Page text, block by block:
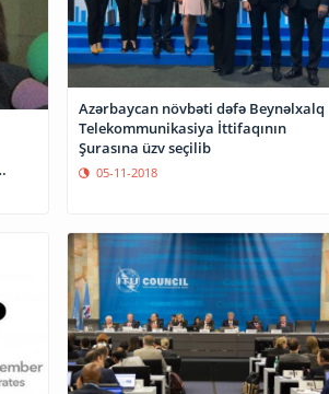
Azərbaycan növbəti dəfə Beynəlxalq
Telekommunikasiya İttifaqının
Şurasına üzv seçilib
05-11-2018